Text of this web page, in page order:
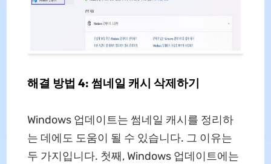
해결 방법 4: 썸네일 캐시 삭제하기
Windows 업데이트는 썸네일 캐시를 정리하
는 데에도 도움이 될 수 있습니다. 그 이유는
두 가지입니다. 첫째, Windows 업데이트에는